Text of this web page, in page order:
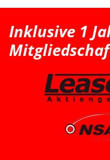
her nicht überzeugt
der Peugeot 2008 die
sind wir wieder zu
und konnten dort
knapp 7’000 km,
vom Platz,
Beratung durch
freundlich, ehrlich
Auswahl für uns
uns gut
spannenden
allgemeine
Inklusive 1